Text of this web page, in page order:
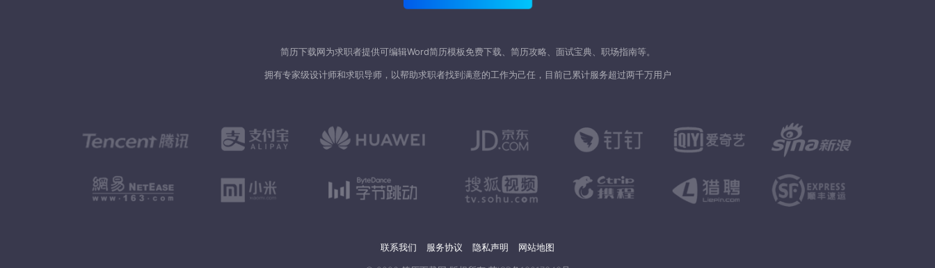
简历下载网为求职者提供可编辑Word简历模板免费下载、简历攻略、面试宝典、职场指南等。
拥有专家级设计师和求职导师，以帮助求职者找到满意的工作为己任，目前已累计服务超过两千万用户
联系我们 服务协议 隐私声明 网站地图